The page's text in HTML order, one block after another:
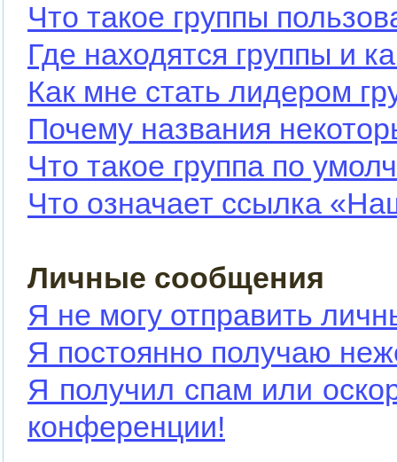
Что такое группы
Где находятся группы и
Как мне стать лидером
Почему названия
Что такое группа по
Что означает ссылка
Личные сообщения
Я не могу отправить
Я постоянно получаю
Я получил спам или
конференции!